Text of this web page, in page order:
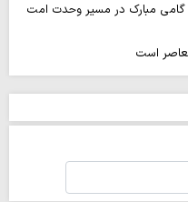
گامی مبارک در مسیر وحدت امت
است